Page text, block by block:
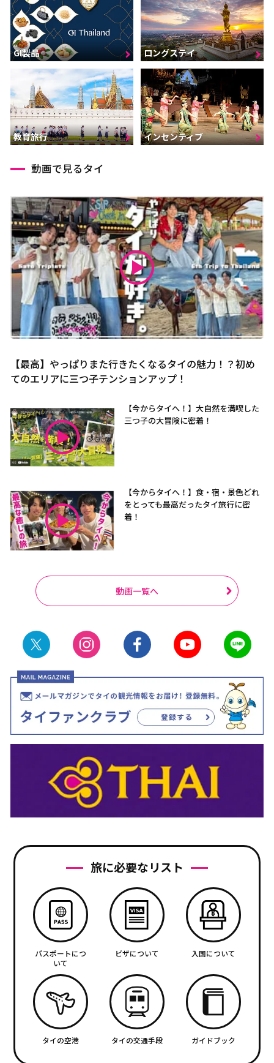
GI製品 ロングステイ
教育旅行 インセンティブ
動画で見るタイ
【最高】やっぱりまた行きたくなるタイの魅力！？初め
てのエリアに三つ子テンションアップ！
【今からタイへ！】大自然を満喫した
三つ子の大冒険に密着！
【今からタイへ！】食・宿・景色どれ
をとっても最高だったタイ旅行に密
着！
動画一覧へ
旅に必要なリスト
パスポートにつ
いて
ビザについて 入国について
タイの空港 タイの交通手段 ガイドブック